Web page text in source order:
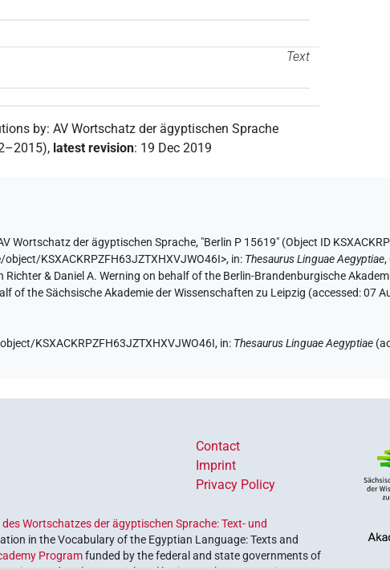
Text
by:AV Wortschatz der ägyptischen Sprache
, latest revision: 19 Dec 2019
Wortschatz der ägyptischen Sprache, "Berlin P 15619" (Object ID
KSXACKRPZFH63JZTXHXVJWO46I>, in: Thesaurus Linguae Aegyptiae,
Richter & Daniel A. Werning on behalf of the Berlin-Brandenburgische
of the Sächsische Akademie der Wissenschaften zu Leipzig (accessed:07
KSXACKRPZFH63JZTXHXVJWO46I, in: Thesaurus Linguae Aegyptiae (
Contact
Imprint
Privacy Policy
Wortschatzes der ägyptischen Sprache: Text- und
in the Vocabulary of the Egyptian Language: Texts and
Programfunded by the federal and state governments of